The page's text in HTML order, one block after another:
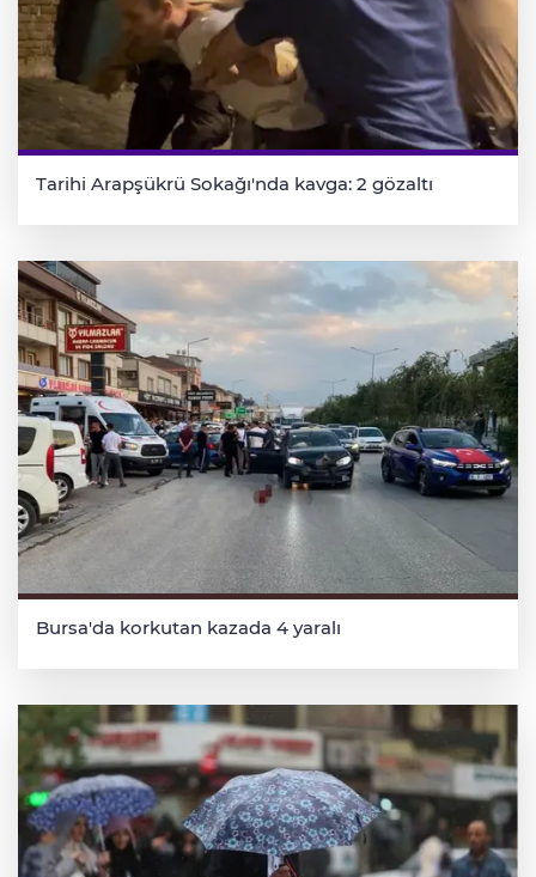
Tarihi Arapşükrü Sokağı'nda kavga: 2 gözaltı
Bursa'da korkutan kazada 4 yaralı